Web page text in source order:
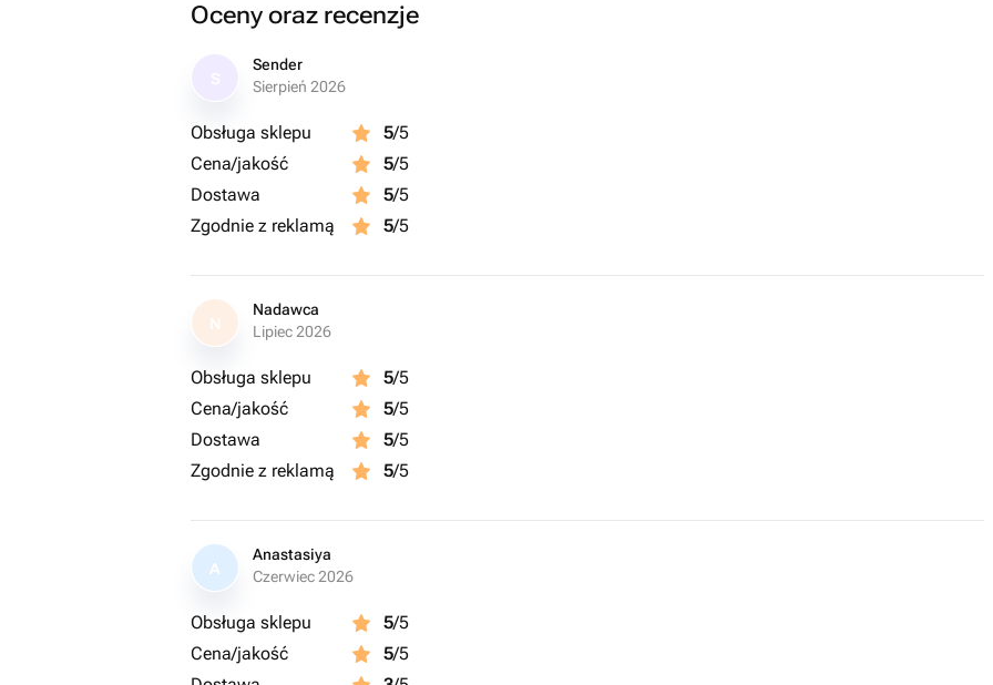
Oceny oraz recenzje
Sender
Sierpień 2026
Obsługa sklepu 5/5
Cena/jakość
5/5
Dostawa
5/5
Zgodnie z reklamą
5/5
N
Nadawca
Lipiec 2026
Obsługa sklepu 5/5
Cena/jakość
5/5
Dostawa
5/5
Zgodnie z reklamą
5/5
A
Anastasiya
Czerwiec 2026
Obsługa sklepu 5/5
Cena/jakość
5/5